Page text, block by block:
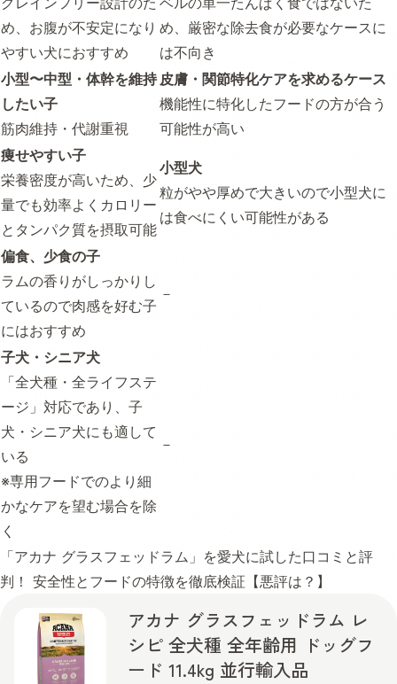
め、お腹が不安定になり
やすい犬におすすめ
め、厳密な除去食が必要なケースに
は不向き
小型〜中型・体幹を維持
したい子
筋肉維持・代謝重視
皮膚・関節特化ケアを求めるケース
機能性に特化したフードの方が合う
可能性が高い
痩せやすい子
栄養密度が高いため、少
量でも効率よくカロリー
とタンパク質を摂取可能
小型犬
粒がやや厚めで大きいので小型犬に
は食べにくい可能性がある
偏食、少食の子
ラムの香りがしっかりし
ているので肉感を好む子
にはおすすめ
－
子犬・シニア犬
「全犬種・全ライフステ
ージ」対応であり、子
犬・シニア犬にも適して
いる
※専用フードでのより細
かなケアを望む場合を除
く
－
「アカナ グラスフェッドラム」を愛犬に試した口コミと評
判！ 安全性とフードの特徴を徹底検証【悪評は？】
アカナ グラスフェッドラム レ
シピ 全犬種 全年齢用 ドッグフ
ード 11.4kg 並行輸入品